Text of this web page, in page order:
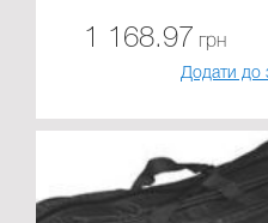
1 168.97 грн
Додати до